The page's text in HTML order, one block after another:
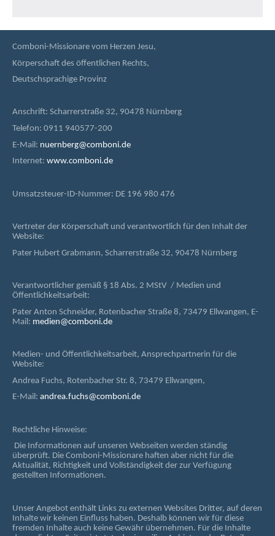
Comboni-Missionare vom Herzen Jesu,
Körperschaft des öffentlichen Rechts,
Deutschsprachige Provinz
Anschrift: Scharrerstraße 32, 90478 Nürnberg
Telefon: 0911 940577-200
E-Mail: nuernberg@comboni.de
Internet: www.comboni.de
Umsatzsteuer-ID-Nummer: DE 196 980 476
Vertreter der Körperschaft und verantwortlich für den Inhalt der
Website:
Pater Hubert Grabmann, Scharrerstraße 32, 90478 Nürnberg
Verantwortlicher gemäß § 18 Abs. 2 MStV / Medien und
Öffentlichkeitsarbeit:
Pater Anton Schneider, Rotenbacher Straße 8, 73479 Ellwangen, E-
Mail: medien@comboni.de
Medien- und Öffentlichkeitsarbeit, Ansprechpartnerin für die
Website:
Andrea Fuchs, Rotenbacher Str. 8, 73479 Ellwangen,
E-Mail: andrea.fuchs@comboni.de
Rechtliche Hinweise:
Die Informationen auf unseren Webseiten werden ständig
überprüft. Die Comboni-Missionare haften aber nicht für die
Aktualität, Richtigkeit und Vollständigkeit der zur Verfügung
gestellten Informationen.
Unser Angebot enthält Links zu externen Websites Dritter, auf deren
Inhalte wir keinen Einfluss haben. Deshalb können wir für diese
fremden Inhalte auch keine Gewähr übernehmen. Für die Inhalte